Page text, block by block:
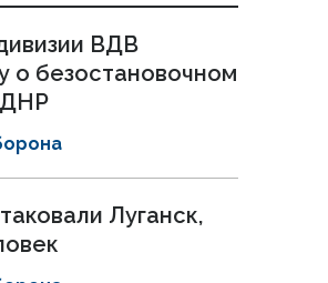
ВДВ
о безостановочном
ДНР
Луганск,